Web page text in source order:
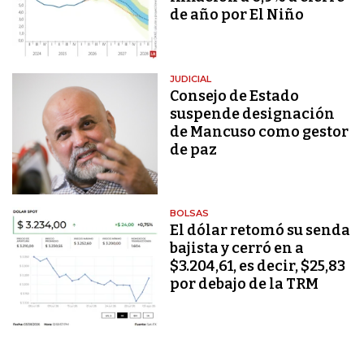
de año por El Niño
JUDICIAL
Consejo de Estado
suspende designación
de Mancuso como gestor
de paz
BOLSAS
El dólar retomó su senda
bajista y cerró en a
$3.204,61, es decir, $25,83
por debajo de la TRM